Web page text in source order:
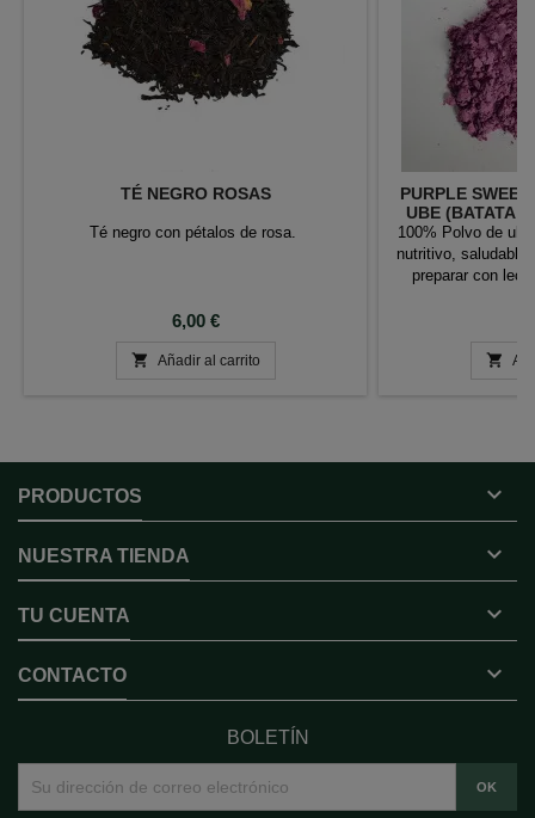
TÉ NEGRO ROSAS
Té negro con pétalos de rosa.
Precio
6,00 €
 Añadir al carrito
PURPLE
UBE (BATATA
100% Polvo de
nutritivo, saludable
preparar con

PRODUCTOS 
NUESTRA TIENDA 
TU CUENTA 
CONTACTO 
BOLETÍN